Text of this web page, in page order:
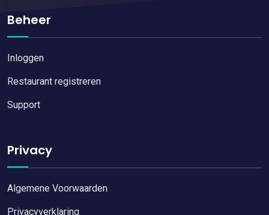
Beheer
Inloggen
Restaurant registreren
Support
Privacy
Algemene Voorwaarden
Privacyverklaring